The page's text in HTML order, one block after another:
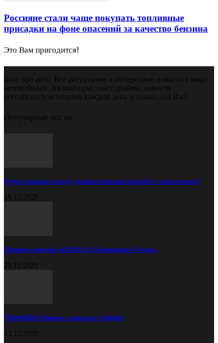
Россияне стали чаще покупать топливные
присадки на фоне опасений за качество бензина
Это Вам пригодится!
Блог про авто. Все актуальные и интересные новости с мира
автомобилей. Автообзоры, текст драйвы, новости
российского автопрома каждый день и только для Вас!
Популярные посты
В чём разница между диагностической картой и техосмотром?
19.12.2020
Прицеп самосвал КАМАЗ в Набережных Челнах
29.11.2021
Chevrolet обновил спорткар Camaro
13.12.2020